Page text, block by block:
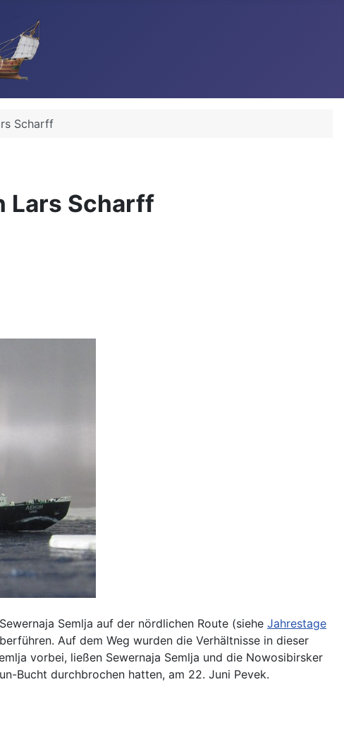
Scharff
Lars Scharff
Semlja auf der nördlichen Route (siehe Jahrestage
Auf dem Weg wurden die Verhältnisse in dieser
vorbei, ließen Sewernaja Semlja und die Nowosibirsker
Bucht durchbrochen hatten, am 22. Juni Pevek.